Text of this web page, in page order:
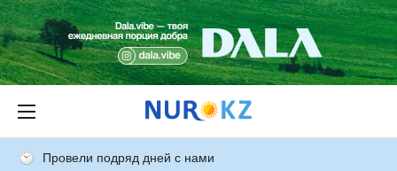
Провели подряд дней с нами